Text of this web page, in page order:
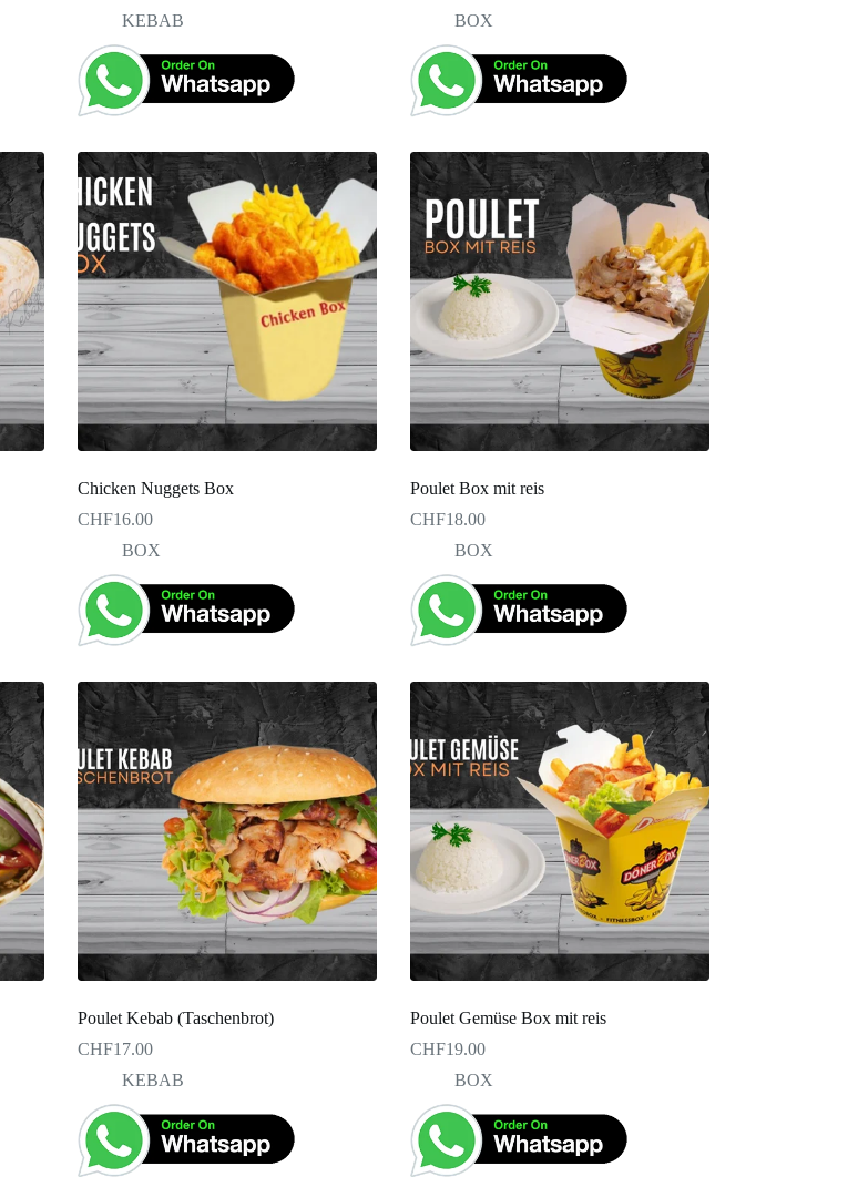
KEBAB
BOX
Chicken Nuggets Box
CHF16.00
BOX
Poulet Box mit reis
CHF18.00
BOX
Poulet Kebab (Taschenbrot)
CHF17.00
KEBAB
Poulet Gemüse Box mit reis
CHF19.00
BOX